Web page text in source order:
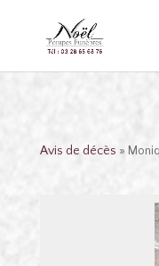
Avis de décès »